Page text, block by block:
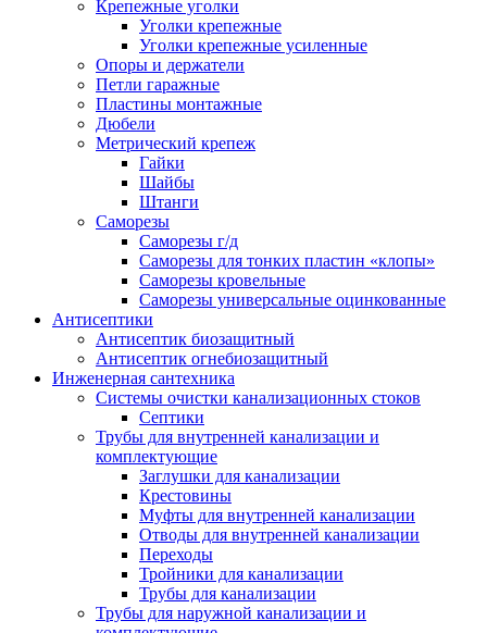
Крепежные уголки
Уголки крепежные
Уголки крепежные усиленные
Опоры и держатели
Петли гаражные
Пластины монтажные
Дюбели
Метрический крепеж
Гайки
Шайбы
Штанги
Саморезы
Саморезы г/д
Саморезы для тонких пластин «клопы»
Саморезы кровельные
Саморезы универсальные оцинкованные
Антисептики
Антисептик биозащитный
Антисептик огнебиозащитный
Инженерная сантехника
Системы очистки канализационных стоков
Септики
Трубы для внутренней канализации и
комплектующие
Заглушки для канализации
Крестовины
Муфты для внутренней канализации
Отводы для внутренней канализации
Переходы
Тройники для канализации
Трубы для канализации
Трубы для наружной канализации и